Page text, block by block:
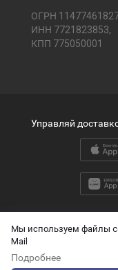
Мы используем файлы
Mail
Подробнее
ОГРН
ИНН 7721823853,
КПП 775050001
2026 © ООО «ПЭК»
О защите
Управляй